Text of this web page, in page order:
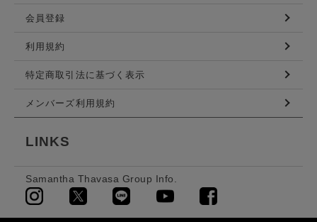
会員登録
利用規約
特定商取引法に基づく表示
メンバーズ利用規約
LINKS
Samantha Thavasa Group Info.